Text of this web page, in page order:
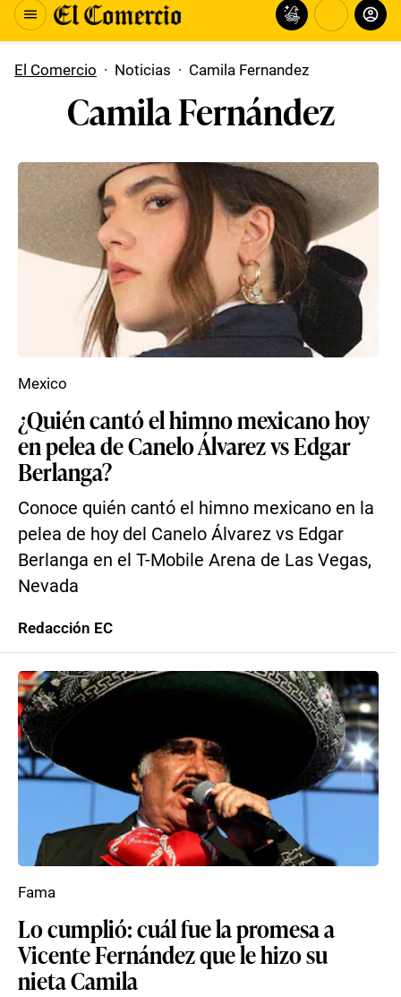
El Comercio · Noticias · Camila Fernandez
Camila Fernández
¿Quién cantó el himno mexicano hoy
en pelea de Canelo Álvarez vs Edgar
Berlanga?
Conoce quién cantó el himno mexicano en la
pelea de hoy del Canelo Álvarez vs Edgar
Berlanga en el T-Mobile Arena de Las Vegas,
Nevada
Mexico
Redacción EC
Lo cumplió: cuál fue la promesa a
Vicente Fernández que le hizo su
nieta Camila
Fama